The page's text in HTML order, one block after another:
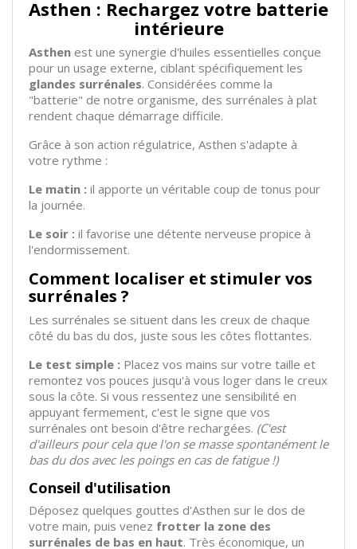
Asthen : Rechargez votre batterie
intérieure
Asthen est une synergie d'huiles essentielles conçue
pour un usage externe, ciblant spécifiquement les
glandes surrénales. Considérées comme la
"batterie" de notre organisme, des surrénales à plat
rendent chaque démarrage difficile.
Grâce à son action régulatrice, Asthen s'adapte à
votre rythme :
Le matin : il apporte un véritable coup de tonus pour
la journée.
Le soir : il favorise une détente nerveuse propice à
l'endormissement.
Comment localiser et stimuler vos
surrénales ?
Les surrénales se situent dans les creux de chaque
côté du bas du dos, juste sous les côtes flottantes.
Le test simple : Placez vos mains sur votre taille et
remontez vos pouces jusqu'à vous loger dans le creux
sous la côte. Si vous ressentez une sensibilité en
appuyant fermement, c'est le signe que vos
surrénales ont besoin d'être rechargées. (C'est
d'ailleurs pour cela que l'on se masse spontanément le
bas du dos avec les poings en cas de fatigue !)
Conseil d'utilisation
Déposez quelques gouttes d'Asthen sur le dos de
votre main, puis venez frotter la zone des
surrénales de bas en haut. Très économique, un